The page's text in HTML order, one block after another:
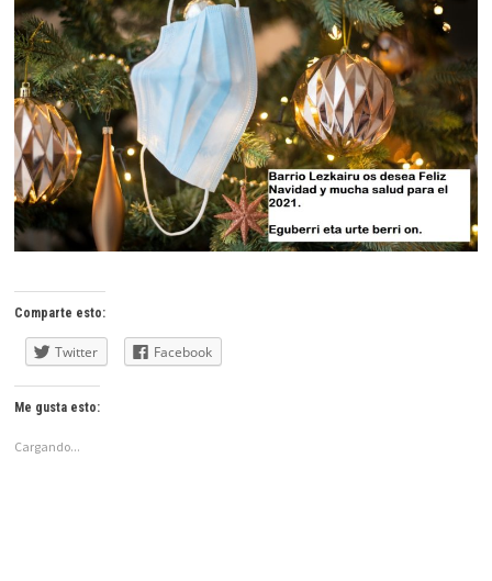
Comparte esto:
Twitter Facebook
Me gusta esto:
Cargando...